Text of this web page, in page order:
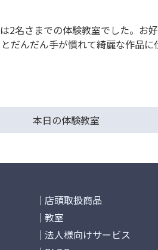
2名さまでの体験教室でした。お
だんだん手が慣れて綺麗な作品
本日の体験教室
店頭取扱商品
教室
法人様向けサービス